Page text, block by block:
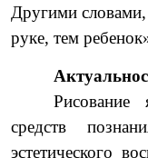
Другими
руке, тем
Рисование
средств
эстетического